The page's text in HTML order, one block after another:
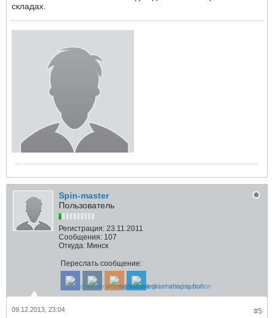
складах.
Spin-master
Пользователь
Регистрация: 23.11.2011
Сообщения: 107
Откуда: Минск
Переслать сообщение:
#5
09.12.2013, 23:04